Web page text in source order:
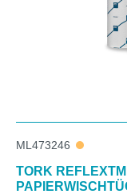
ML473246
TORK